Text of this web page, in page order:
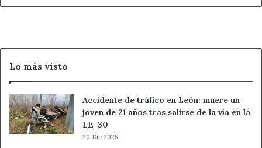
San
Lo más visto
Accidente de tráfico en León: muere un
joven de 21 años tras salirse de la vía en la
LE-30
20 Dic 2025